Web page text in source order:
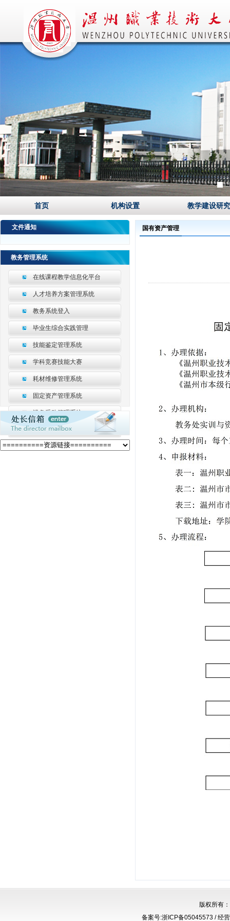
1
首页 机构设置 教学建设研
文件通知
教务管理系统
在线课程教学信息化平台
人才培养方案管理系统
教务系统登入
毕业生综合实践管理
技能鉴定管理系统
学科竞赛技能大赛
耗材维修管理系统
固定资产管理系统
设备采购管理系统
数据采集平台
国有资产管理
版权所有
备案号:浙ICP备05045573 / 经